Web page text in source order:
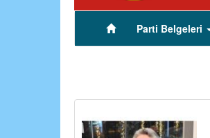
(current)Parti Belgeleri